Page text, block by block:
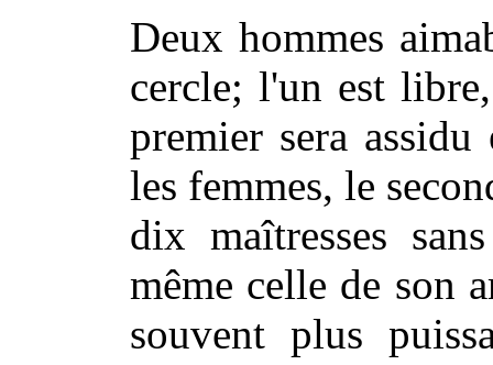
Deux hommes
cercle; l'un est
premier sera
les femmes, le
dix maîtresses
même celle de son
souvent plus